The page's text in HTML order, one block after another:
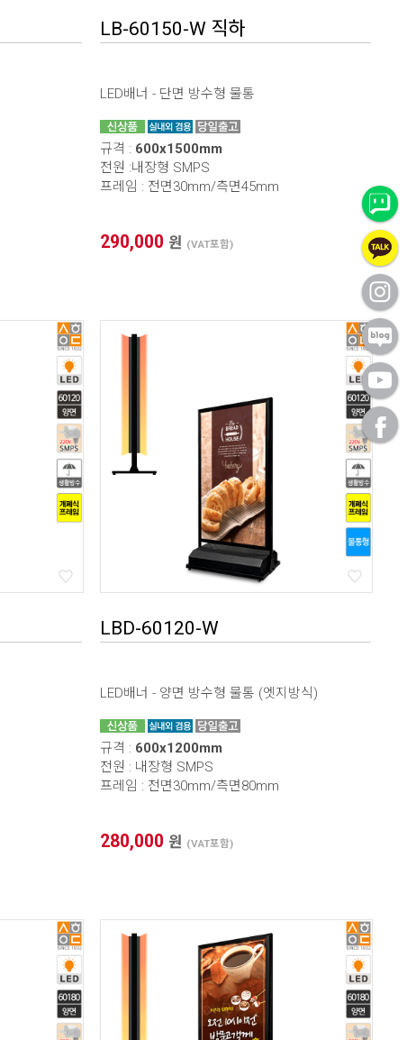
LB-60150-W 직하
LED배너 - 단면 방수형 물통
규격 : 600x1500mm
전원 :내장형 SMPS
프레임 : 전면30mm/측면45mm
290,000 원 (VAT포함)
LBD-60120-W
LED배너 - 양면 방수형 물통 (엣지방식)
규격 : 600x1200mm
전원 : 내장형 SMPS
프레임 : 전면30mm/측면80mm
280,000 원 (VAT포함)